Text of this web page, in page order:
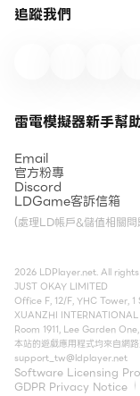
追蹤我們
雷電模擬器新手幫
Email
官方粉專
Discord
LDGame客訴信箱
(處理LD帳戶&儲值相關問
2026 LDPlayer.net. All
JUST OKAY LIMITED
Office F, 12/F, YHC Tower,
XUANZHI
Room 1911, Lee Garden
本站的遊戲應用程式均來自網
support_tw@ldplayer.net
Software Licensing
GDPR Privacy Notice